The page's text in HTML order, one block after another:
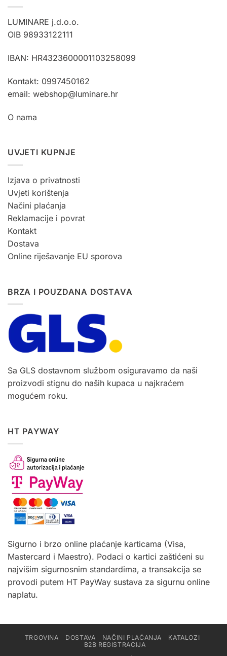
LUMINARE j.d.o.o.
OIB 98933122111
IBAN: HR4323600001103258099
Kontakt: 0997450162
email: webshop@luminare.hr
O nama
UVJETI KUPNJE
Izjava o privatnosti
Uvjeti korištenja
Načini plaćanja
Reklamacije i povrat
Kontakt
Dostava
Online riješavanje EU sporova
BRZA I POUZDANA DOSTAVA
Sa GLS dostavnom službom osiguravamo da naši
proizvodi stignu do naših kupaca u najkraćem
mogućem roku.
HT PAYWAY
Sigurno i brzo online plaćanje karticama (Visa,
Mastercard i Maestro). Podaci o kartici zaštićeni su
najvišim sigurnosnim standardima, a transakcija se
provodi putem HT PayWay sustava za sigurnu online
naplatu.
TRGOVINA DOSTAVA NAČINI PLAĆANJA
KATALOZI
B2B REGISTRACIJA